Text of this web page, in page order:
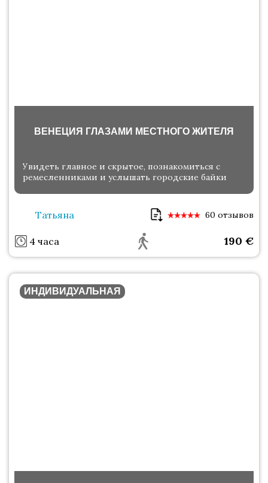
ВЕНЕЦИЯ ГЛАЗАМИ МЕСТНОГО ЖИТЕЛЯ
Увидеть главное и скрытое, познакомиться с
ремесленниками и услышать городские байки
Татьяна 60 отзывов
4 часа 190 €
ИНДИВИДУАЛЬНАЯ